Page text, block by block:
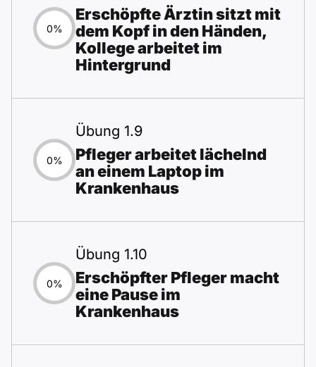
0%
Erschöpfte Ärztin sitzt mit
dem Kopf in den Händen,
Kollege arbeitet im
Hintergrund
0%
Übung 1.9
Pfleger arbeitet lächelnd
an einem Laptop im
Krankenhaus
0%
Übung 1.10
Erschöpfter Pfleger macht
eine Pause im
Krankenhaus